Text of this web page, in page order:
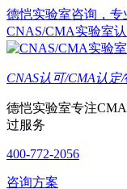
德恺实验室咨询，专
CNAS/CMA实验室
CNAS认可/CMA认定/
德恺实验室专注
过服务
400-772-2056
咨询方案